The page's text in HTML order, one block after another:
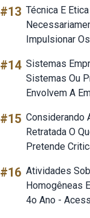
#13 Técnica E
Impulsionar
#14 Sistemas
Sistemas Ou
Envolvem A
#15 Considerando
Retratada O
Pretende
#16 Atividades
Homogêneas
4o Ano -